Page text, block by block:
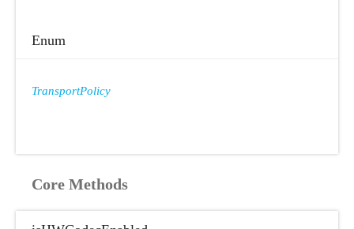
Enum
TransportPolicy
Core Methods